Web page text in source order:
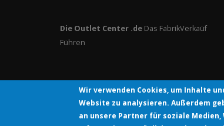
Die Outlet Center .de Das FabrikVerkaüf
Führen
Wir verwenden Cookies, um Inhalte
Website zu analysieren. Außerdem
an unsere Partner für soziale